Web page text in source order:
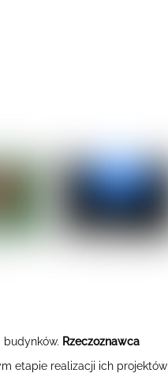
budynków. Rzeczoznawca
etapie realizacji ich projektów